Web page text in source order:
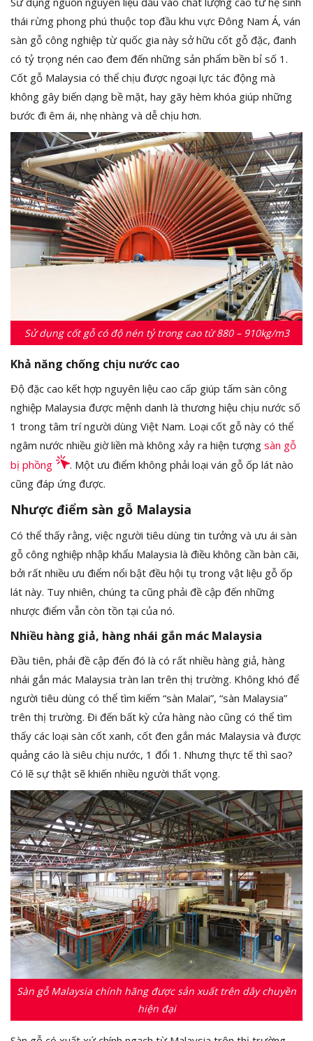
thái rừng phong phú thuộc top đầu khu vực Đông Nam Á, ván
sàn gỗ công nghiệp từ quốc gia này sở hữu cốt gỗ đặc, đanh
có tỷ trọng nén cao đem đến những sản phẩm bền bỉ số 1.
Cốt gỗ Malaysia có thể chịu được ngoại lực tác động mà
không gây biến dạng bề mặt, hay gãy hèm khóa giúp những
bước đi êm ái, nhẹ nhàng và dễ chịu hơn.
Sử dụng cốt gỗ có độ nén tỷ trong cao từ 880 – 910kg/m3
Khả năng chống chịu nước cao
Độ đặc cao kết hợp nguyên liệu cao cấp giúp tấm sàn công
nghiệp Malaysia được mệnh danh là thương hiệu chịu nước số
1 trong tâm trí người dùng Việt Nam. Loại cốt gỗ này có thể
ngâm nước nhiều giờ liền mà không xảy ra hiện tượng sàn gỗ
bị phồng
. Một ưu điểm không phải loại ván gỗ ốp lát nào
cũng đáp ứng được.
Nhược điểm sàn gỗ Malaysia
Có thể thấy rằng, việc người tiêu dùng tin tưởng và ưu ái sàn
gỗ công nghiệp nhập khẩu Malaysia là điều không cần bàn cãi,
bởi rất nhiều ưu điểm nổi bật đều hội tụ trong vật liệu gỗ ốp
lát này. Tuy nhiên, chúng ta cũng phải đề cập đến những
nhược điểm vẫn còn tồn tại của nó.
Nhiều hàng giả, hàng nhái gắn mác Malaysia
Đầu tiên, phải đề cập đến đó là có rất nhiều hàng giả, hàng
nhái gắn mác Malaysia tràn lan trên thị trường. Không khó để
người tiêu dùng có thể tìm kiếm “sàn Malai”, “sàn Malaysia”
trên thị trường. Đi đến bất kỳ cửa hàng nào cũng có thể tìm
thấy các loại sàn cốt xanh, cốt đen gắn mác Malaysia và được
quảng cáo là siêu chịu nước, 1 đổi 1. Nhưng thực tế thì sao?
Có lẽ sự thật sẽ khiến nhiều người thất vọng.
Sàn gỗ Malaysia chính hãng được sản xuất trên dây chuyền
hiện đại